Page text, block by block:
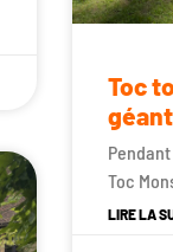
Toc
Toc
LIRE LA